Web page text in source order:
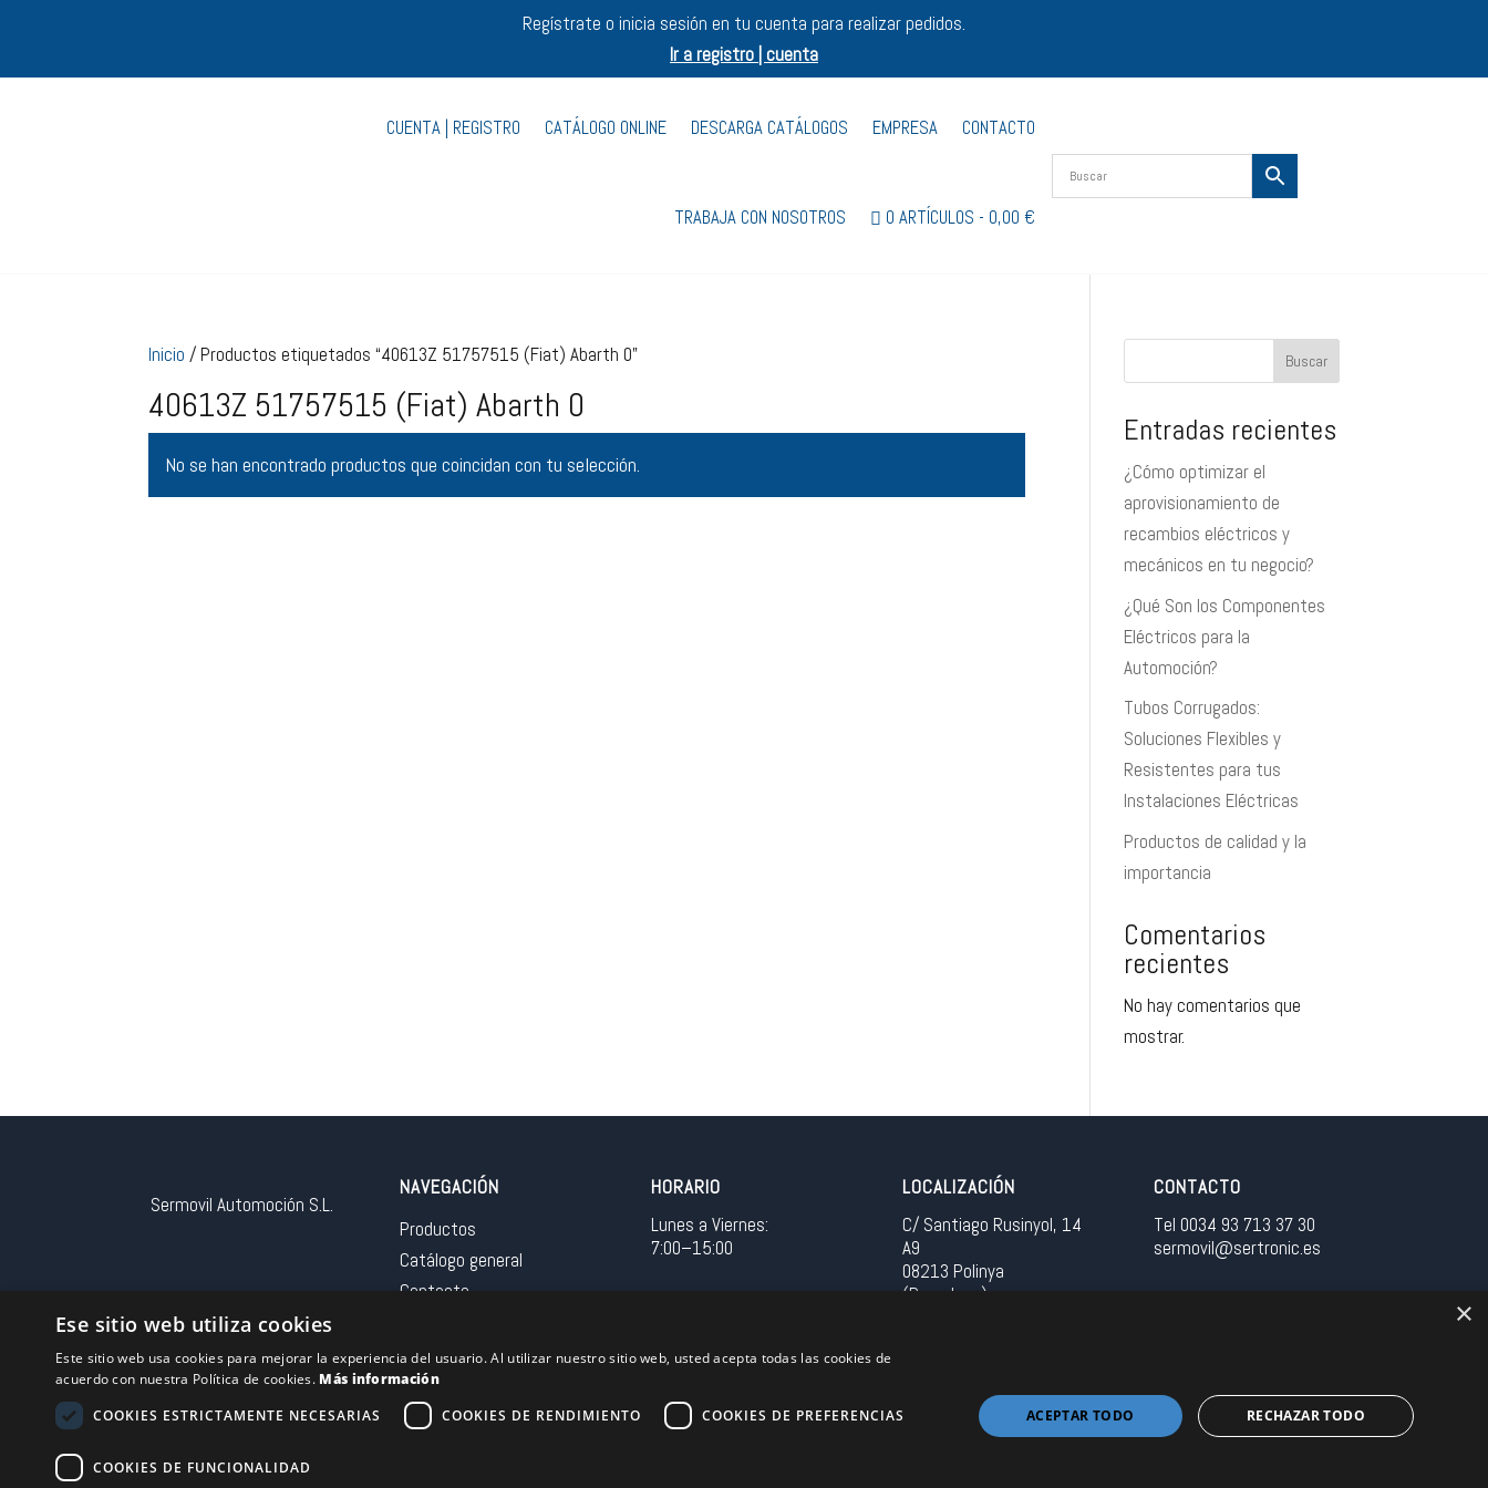
Regístrate o inicia sesión en tu cuenta para realizar pedidos.
Ir a registro | cuenta
CUENTA | REGISTRO CATÁLOGO ONLINE DESCARGA CATÁLOGOS EMPRESA CONTACTO
TRABAJA CON NOSOTROS 0 ARTÍCULOS 0,00 €
Inicio / Productos etiquetados “40613Z 51757515 (Fiat) Abarth 0”
40613Z 51757515 (Fiat) Abarth 0
No se han encontrado productos que coincidan con tu selección.
Buscar
Entradas recientes
¿Cómo optimizar el
aprovisionamiento de
recambios eléctricos y
mecánicos en tu negocio?
¿Qué Son los Componentes
Eléctricos para la
Automoción?
Tubos Corrugados:
Soluciones Flexibles y
Resistentes para tus
Instalaciones Eléctricas
Productos de calidad y la
importancia
Comentarios
recientes
No hay comentarios que
mostrar.
Sermovil Automoción S.L.
NAVEGACIÓN
Productos
Catálogo general
Contacto
HORARIO
Lunes a Viernes:
7:00–15:00
LOCALIZACIÓN
C/ Santiago Rusinyol, 14
A9
08213 Polinya
(Barcelona)
CONTACTO
Tel 0034 93 713 37 30
sermovil@sertronic.es
×
Ese sitio web utiliza cookies
Este sitio web usa cookies para mejorar la experiencia del usuario. Al utilizar nuestro sitio web, usted acepta todas las cookies de
acuerdo con nuestra Política de cookies. Más información
COOKIES ESTRICTAMENTE NECESARIAS
COOKIES DE RENDIMIENTO COOKIES DE PREFERENCIAS
COOKIES DE FUNCIONALIDAD
ACEPTAR TODO RECHAZAR TODO